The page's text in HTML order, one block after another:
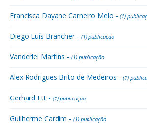
Francisca Dayane Carneiro Melo - (1)
Diego Luís Brancher - (1) publicação
Vanderlei Martins - (1) publicação
Alex Rodrigues Brito de Medeiros - (1)
Gerhard Ett - (1) publicação
Guilherme Cardim - (1) publicação